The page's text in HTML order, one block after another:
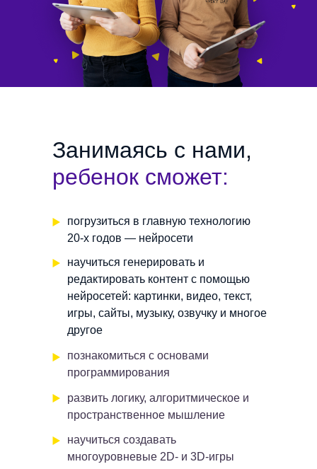
Занимаясь с нами,
ребенок сможет:
научиться создавать
многоуровневые 2D- и 3D-игры
познакомиться с основами
программирования
погрузиться в главную технологию
20-х годов — нейросети
развить логику, алгоритмическое и
пространственное мышление
научиться генерировать и
редактировать контент с помощью
нейросетей: картинки, видео, текст,
игры, сайты, музыку, озвучку и многое
другое